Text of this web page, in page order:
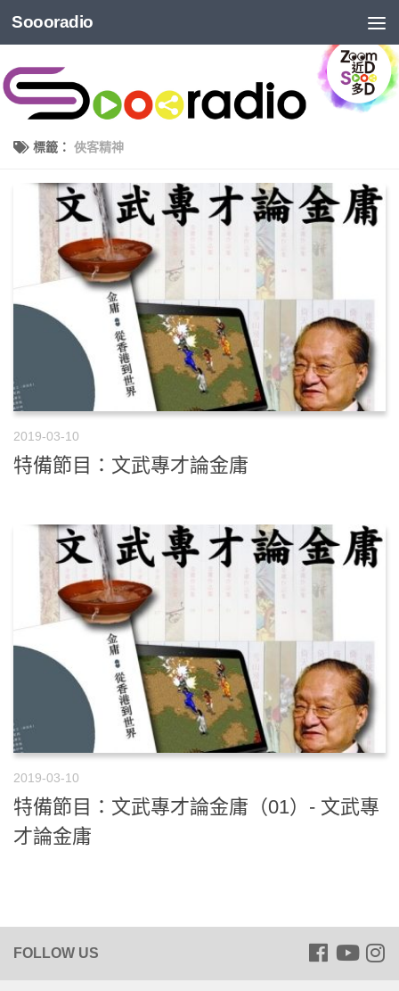
Soooradio
標籤： 俠客精神
2019-03-10
特備節目：文武專才論金庸
2019-03-10
特備節目：文武專才論金庸（01）- 文武專
才論金庸